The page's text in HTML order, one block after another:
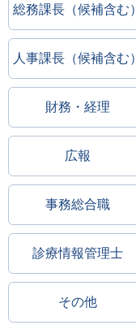
総務課長（候補含む）
人事課長（候補含む）
財務・経理
広報
事務総合職
診療情報管理士
その他